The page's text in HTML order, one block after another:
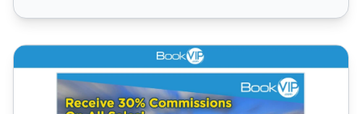
Programme d'affiliation BookVIP